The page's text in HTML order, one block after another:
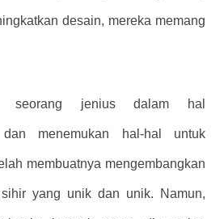
desain, mereka memang
seorang jenius dalam hal
menemukan hal-hal untuk
membuatnya mengembangkan
yang unik dan unik. Namun,